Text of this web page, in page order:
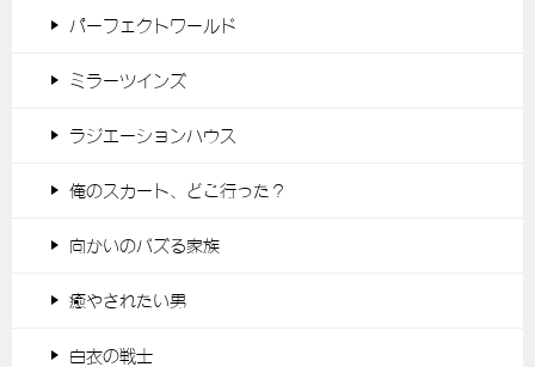
パーフェクトワールド
ミラーツインズ
ラジエーションハウス
俺のスカート、どこ行った？
向かいのバズる家族
癒やされたい男
白衣の戦士